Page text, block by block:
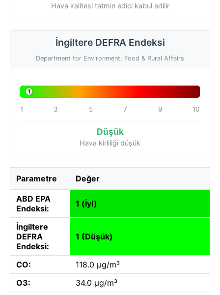
Hava kalitesi tatmin edici kabul edilir
İngiltere DEFRA Endeksi
Department for Environment, Food & Rural Affairs
1
1 3 5 7 9 10
Düşük
Hava kirliliği düşük
Parametre Değer
ABD EPA
Endeksi:
1 (İyi)
İngiltere
DEFRA
Endeksi:
1 (Düşük)
CO:
118.0 µg/m³
O3:
34.0 µg/m³